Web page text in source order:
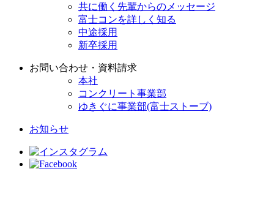
共に働く先輩からのメッセージ
富士コンを詳しく知る
中途採用
新卒採用
お問い合わせ・資料請求
本社
コンクリート事業部
ゆきぐに事業部(富士ストーブ)
お知らせ